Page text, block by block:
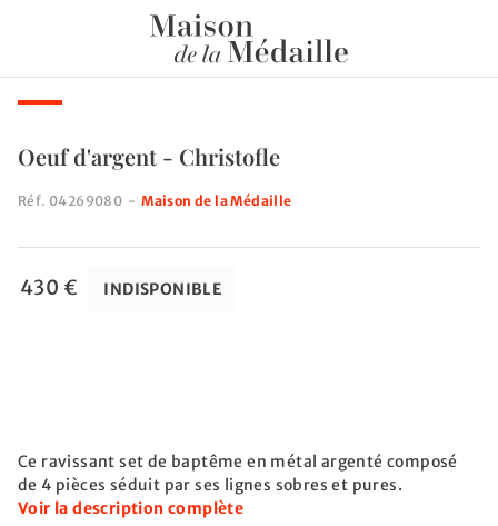
Oeuf d'argent - Christofle
Réf. 04269080 -Maison de la Médaille
430 € INDISPONIBLE
Ce ravissant set de baptême en métal argenté composé
de 4 pièces séduit par ses lignes sobres et pures.
Voir la description complète